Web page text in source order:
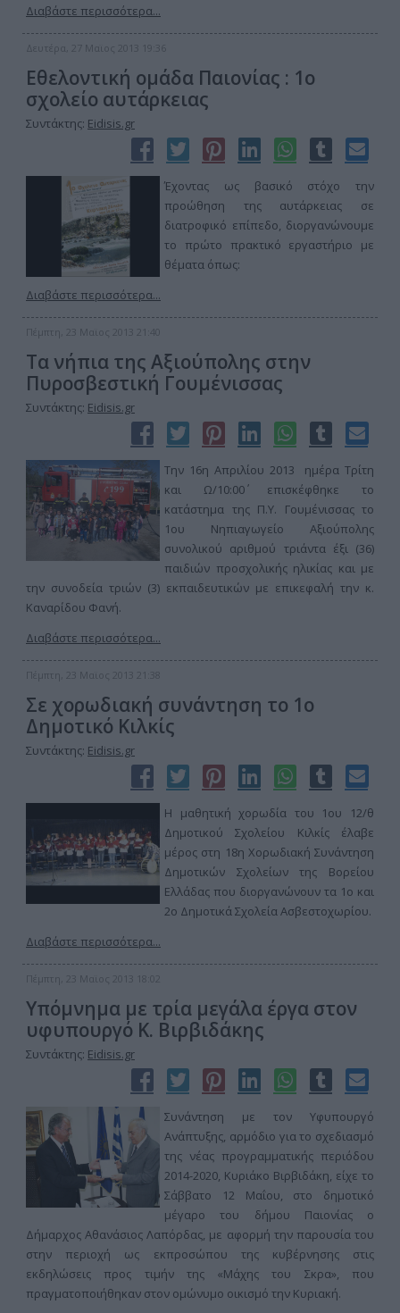
Διαβάστε περισσότερα...
Δευτέρα, 27 Μαϊος 2013 19:36
Εθελοντική ομάδα Παιονίας : 1ο
σχολείο αυτάρκειας
Συντάκτης: Eidisis.gr
Έχοντας ως βασικό στόχο την
προώθηση της αυτάρκειας σε
διατροφικό επίπεδο, διοργανώνουμε
το πρώτο πρακτικό εργαστήριο με
θέματα όπως:
Διαβάστε περισσότερα...
Πέμπτη, 23 Μαϊος 2013 21:40
Τα νήπια της Αξιούπολης στην
Πυροσβεστική Γουμένισσας
Συντάκτης: Eidisis.gr
Την 16η Απριλίου 2013 ημέρα Τρίτη
και Ω/10:00΄ επισκέφθηκε το
κατάστημα της Π.Υ. Γουμένισσας το
1ου Νηπιαγωγείο Αξιούπολης
συνολικού αριθμού τριάντα έξι (36)
παιδιών προσχολικής ηλικίας και με
την συνοδεία τριών (3) εκπαιδευτικών με επικεφαλή την κ.
Καναρίδου Φανή.
Διαβάστε περισσότερα...
Πέμπτη, 23 Μαϊος 2013 21:38
Σε χορωδιακή συνάντηση το 1ο
Δημοτικό Κιλκίς
Συντάκτης: Eidisis.gr
Η μαθητική χορωδία του 1ου 12/θ
Δημοτικού Σχολείου Κιλκίς έλαβε
μέρος στη 18η Χορωδιακή Συνάντηση
Δημοτικών Σχολείων της Βορείου
Ελλάδας που διοργανώνουν τα 1ο και
2ο Δημοτικά Σχολεία Ασβεστοχωρίου.
Διαβάστε περισσότερα...
Πέμπτη, 23 Μαϊος 2013 18:02
Υπόμνημα με τρία μεγάλα έργα στον
υφυπουργό Κ. Βιρβιδάκης
Συντάκτης: Eidisis.gr
Συνάντηση με τον Υφυπουργό
Ανάπτυξης, αρμόδιο για το σχεδιασμό
της νέας προγραμματικής περιόδου
2014-2020, Κυριάκο Βιρβιδάκη, είχε το
Σάββατο 12 Μαΐου, στο δημοτικό
μέγαρο του δήμου Παιονίας ο
Δήμαρχος Αθανάσιος Λαπόρδας, με αφορμή την παρουσία του
στην περιοχή ως εκπροσώπου της κυβέρνησης στις
εκδηλώσεις προς τιμήν της «Μάχης του Σκρα», που
πραγματοποιήθηκαν στον ομώνυμο οικισμό την Κυριακή.